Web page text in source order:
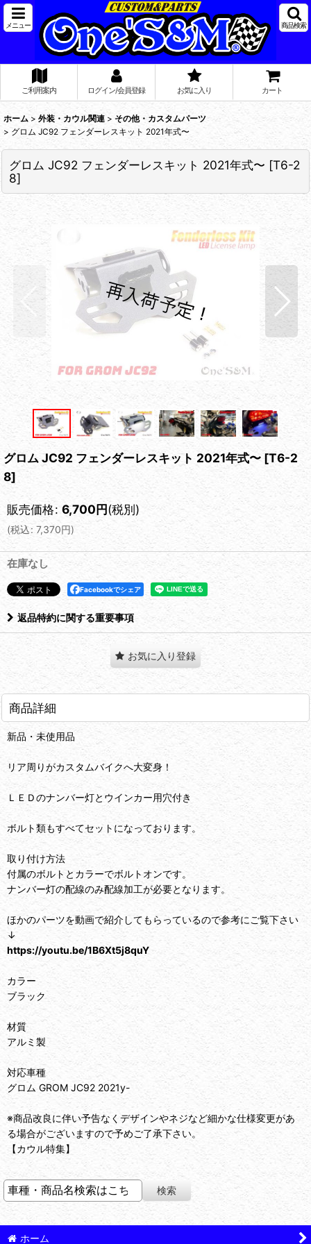
メニュー 商品検索
ご利用案内 ログイン/会員登録 お気に入り カート
ホーム > 外装・カウル関連 > その他・カスタムパーツ
> グロム JC92 フェンダーレスキット 2021年式〜
グロム JC92 フェンダーレスキット 2021年式〜 [T6-2
8]
グロム JC92 フェンダーレスキット 2021年式〜 [T6-2
8]
販売価格: 6,700円(税別)
(税込: 7,370円)
在庫なし
Facebookでシェア
返品特約に関する重要事項
お気に入り登録
商品詳細
新品・未使用品
リア周りがカスタムバイクへ大変身！
ＬＥＤのナンバー灯とウインカー用穴付き
ボルト類もすべてセットになっております。
取り付け方法
付属のボルトとカラーでボルトオンです。
ナンバー灯の配線のみ配線加工が必要となります。
ほかのパーツを動画で紹介してもらっているので参考にご覧下さい
↓
https://youtu.be/1B6Xt5j8quY
カラー
ブラック
材質
アルミ製
対応車種
グロム GROM JC92 2021y-
※商品改良に伴い予告なくデザインやネジなど細かな仕様変更があ
る場合がございますので予めご了承下さい。
【カウル特集】
ホーム